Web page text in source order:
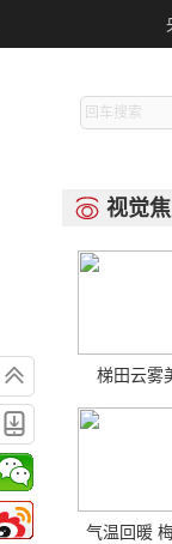


 视觉
梯田云雾
气温回暖